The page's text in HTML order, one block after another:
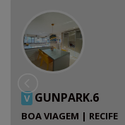
V GUNPARK.6
BOA VIAGEM | RECIFE